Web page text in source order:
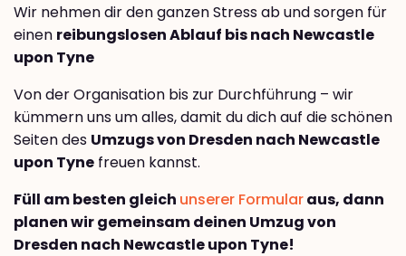
Wir nehmen dir den ganzen Stress ab und sorgen für
einen reibungslosen Ablauf bis nach Newcastle
upon Tyne
Von der Organisation bis zur Durchführung – wir
kümmern uns um alles, damit du dich auf die schönen
Seiten des Umzugs von Dresden nach Newcastle
upon Tyne freuen kannst.
Füll am besten gleich unserer Formularaus, dann
planen wir gemeinsam deinen Umzug von
Dresden nach Newcastle upon Tyne!